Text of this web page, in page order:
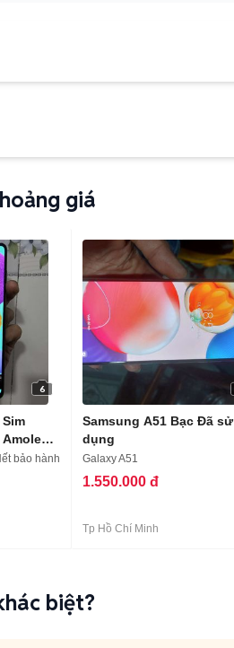
giá
6
Amoled
bảo hành
Samsung A51 Bạc Đã sử
dụng
Galaxy A51
1.550.000 đ
Tp Hồ Chí Minh
biệt?